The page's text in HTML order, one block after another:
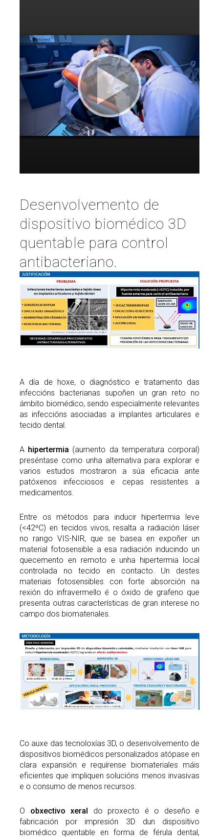
Desenvolvemento de
dispositivo biomédico 3D
quentable para control
antibacteriano.
A día de hoxe, o diagnóstico e tratamento das
infeccións bacterianas supoñen un gran reto no
ámbito biomédico, sendo especialmente relevantes
as infeccións asociadas a implantes articulares e
tecido dental.
A hipertermia (aumento da temperatura corporal)
preséntase como unha alternativa para explorar e
varios estudos mostraron a súa eficacia ante
patóxenos infecciosos e cepas resistentes a
medicamentos.
Entre os métodos para inducir hipertermia leve
(<42ºC) en tecidos vivos, resalta a radiación láser
no rango VIS-NIR, que se basea en expoñer un
material fotosensible a esa radiación inducindo un
quecemento en remoto e unha hipertermia local
controlada no tecido en contacto. Un destes
materiais fotosensibles con forte absorción na
rexión do infravermello é o óxido de grafeno que
presenta outras características de gran interese no
campo dos biomateriales.
Co auxe das tecnoloxías 3D, o desenvolvemento de
dispositivos biomédicos personalizados atópase en
clara expansión e requírense biomateriales máis
eficientes que impliquen solucións menos invasivas
e o consumo de menos recursos.
O obxectivo xeral
do proxecto é o deseño e
fabricación por impresión 3D dun dispositivo
biomédico quentable en forma de férula dental,